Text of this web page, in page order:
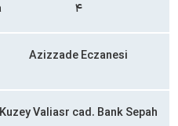
۴
Azizzade Eczanesi
Kuzey Valiasr cad. Bank Sepah